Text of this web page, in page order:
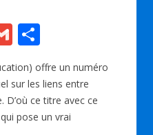
G
m
ai
l
ar
ta
g
er
offre un numéro
sur les liens entre
D’où ce titre avec ce
pose un vrai